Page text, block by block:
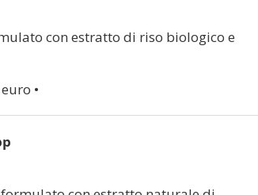
con estratto di riso biologico e
•